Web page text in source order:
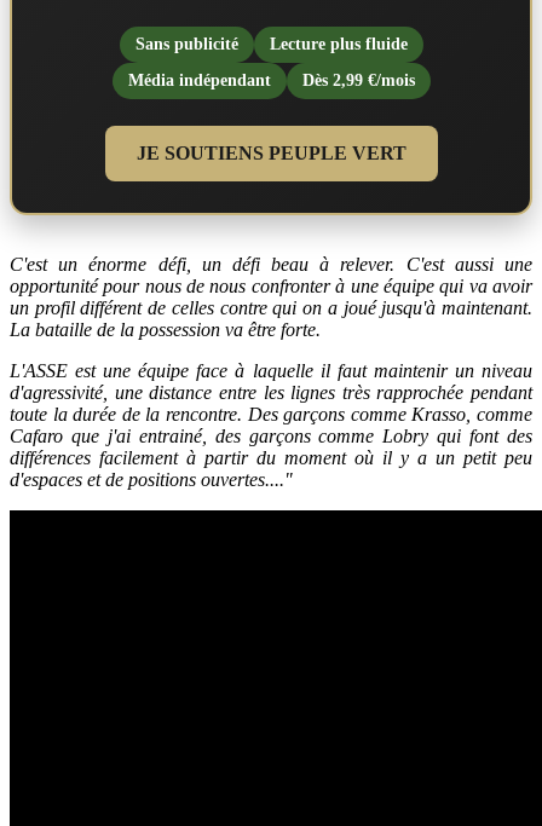
Sans publicité
Lecture plus fluide
Média indépendant
Dès 2,99 €/mois
JE SOUTIENS PEUPLE VERT
C'est un énorme défi, un défi beau à relever. C'est aussi une
opportunité pour nous de nous confronter à une équipe qui va avoir
un profil différent de celles contre qui on a joué jusqu'à maintenant.
La bataille de la possession va être forte.
L'ASSE est une équipe face à laquelle il faut maintenir un niveau
d'agressivité, une distance entre les lignes très rapprochée pendant
toute la durée de la rencontre. Des garçons comme Krasso, comme
Cafaro que j'ai entrainé, des garçons comme Lobry qui font des
différences facilement à partir du moment où il y a un petit peu
d'espaces et de positions ouvertes...."